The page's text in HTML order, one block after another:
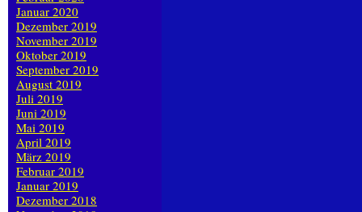
Januar 2020
Dezember 2019
November 2019
Oktober 2019
September 2019
August 2019
Juli 2019
Juni 2019
Mai 2019
April 2019
März 2019
Februar 2019
Januar 2019
Dezember 2018